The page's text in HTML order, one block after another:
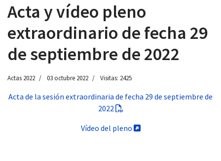
Acta y vídeo pleno
extraordinario de fecha 29
de septiembre de 2022
Actas 2022 03 octubre 2022 Visitas: 2425
Acta de la sesión extraordinaria de fecha 29 de septiembre de
2022
Vídeo del pleno